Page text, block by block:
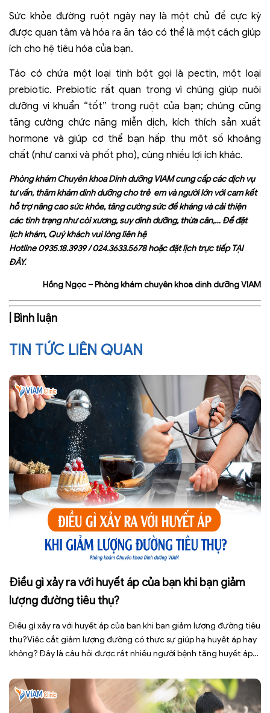
Sức khỏe đường ruột ngày nay là một chủ đề cực kỳ
được quan tâm và hóa ra ăn táo có thể là một cách giúp
ích cho hệ tiêu hóa của bạn.
Táo có chứa một loại tinh bột gọi là pectin, một loại
prebiotic. Prebiotic rất quan trọng vì chúng giúp nuôi
dưỡng vi khuẩn “tốt” trong ruột của bạn; chúng cũng
tăng cường chức năng miễn dịch, kích thích sản xuất
hormone và giúp cơ thể bạn hấp thụ một số khoáng
chất (như canxi và phốt pho), cùng nhiều lợi ích khác.
Phòng khám Chuyên khoa Dinh dưỡng VIAM cung cấp các dịch vụ
tư vấn, thăm khám dinh dưỡng cho trẻ em và người lớn với cam kết
hỗ trợ nâng cao sức khỏe, tăng cường sức đề kháng và cải thiện
các tình trạng như còi xương, suy dinh dưỡng, thừa cân,… Để đặt
lịch khám, Quý khách vui lòng liên hệ
Hotline0935.18.3939/024.3633.5678hoặc đặt lịch trực tiếpTẠI
ĐÂY.
Hồng Ngọc – Phòng khám chuyên khoa dinh dưỡng VIAM
| Bình luận
TIN TỨC LIÊN QUAN
Điều gì xảy ra với huyết áp của bạn khi bạn giảm
lượng đường tiêu thụ?
Điều gì xảy ra với huyết áp của bạn khi bạn giảm lượng đường tiêu
thụ?Việc cắt giảm lượng đường có thực sự giúp hạ huyết áp hay
không? Đây là câu hỏi được rất nhiều người bệnh tăng huyết áp
[…]